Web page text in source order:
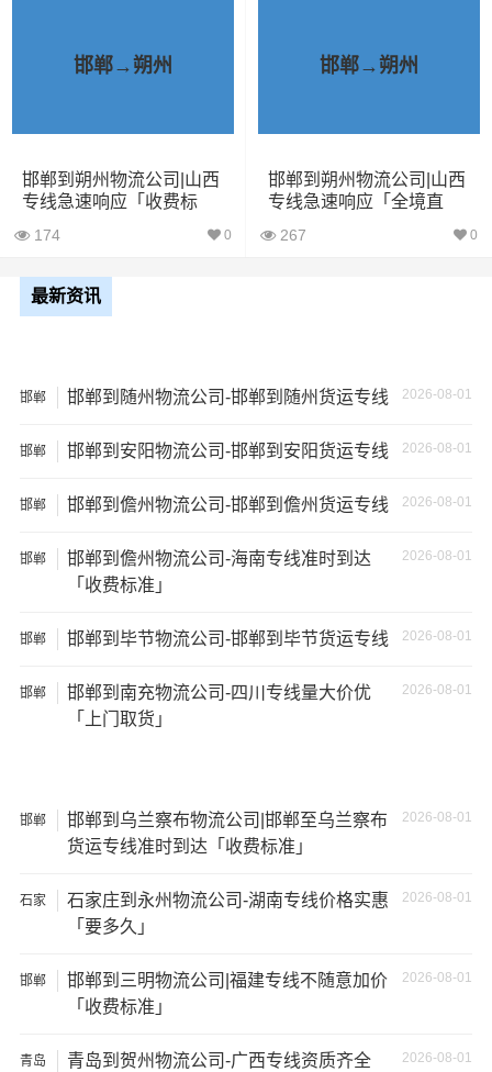
中丢失或损坏你的包裹，导致你的物品无法送达或受到损
出现延误，导致你的物品无法按时送达；
3、服务质量差：不靠谱的物流公司可能会提供劣质的服
等；
可能需要支付额外的费用来修复或替换物品，导致经济损
温馨提示
★ 本站所列邯郸到朔州物流专线费用与时效仅供参考，如
需详细了解最低资费请电话咨询。
★ 由于货运运输比较特殊，请您托运之前仔细清点您所托
通知公司客服以便安排仓库存放。
邯郸→朔州
邯郸到朔州物流公司|山西
专线急速响应「收费标
174 0
邯郸→朔州
邯郸到朔州物流公司|山西
专线急速响应「全境直
267 0
最新资讯
邯郸 2026-08-01
邯郸到随州物流公司-邯郸到随州货运专线
邯郸 2026-08-01
邯郸到安阳物流公司-邯郸到安阳货运专线
邯郸 2026-08-01
邯郸到儋州物流公司-邯郸到儋州货运专线
邯郸 2026-08-01
邯郸到儋州物流公司-海南专线准时到达
「收费标准」
邯郸 2026-08-01
邯郸到毕节物流公司-邯郸到毕节货运专线
邯郸 2026-08-01
邯郸到南充物流公司-四川专线量大价优
「上门取货」
邯郸 2026-08-01
邯郸到乌兰察布物流公司|邯郸至乌兰察布
货运专线准时到达「收费标准」
石家
2026-08-01
石家庄到永州物流公司-湖南专线价格实惠
「要多久」
邯郸 2026-08-01
邯郸到三明物流公司|福建专线不随意加价
「收费标准」
青岛 2026-08-01
青岛到贺州物流公司-广西专线资质齐全